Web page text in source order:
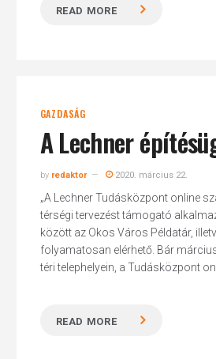
READ MORE
GAZDASÁG
A Lechner
by redaktor 2020. március 22.
„A Lechner Tudásközpont online
térségi tervezést támogató
között az Okos Város Példatár,
folyamatosan elérhető. Bár
téri telephelyein, a Tudásközpont
READ MORE